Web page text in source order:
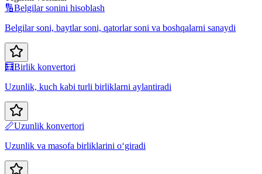
🔢Belgilar sonini hisoblash
Belgilar soni, baytlar soni, qatorlar soni va boshqalarni sanaydi
🧮Birlik konvertori
Uzunlik, kuch kabi turli birliklarni aylantiradi
📏Uzunlik konvertori
Uzunlik va masofa birliklarini o‘giradi